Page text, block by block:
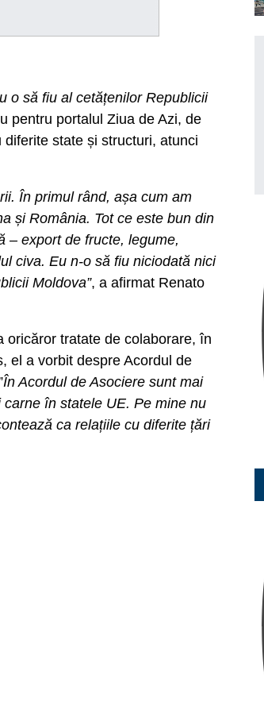
o să fiu al cetățenilor Republicii
pentru portalul Ziua de Azi, de
state și structuri, atunci
În primul rând, așa cum am
și România. Tot ce este bun din
– export de fructe, legume,
civa. Eu n-o să fiu niciodată nici
Moldova”, a afirmat Renato
oricăror tratate de colaborare, în
el a vorbit despre Acordul de
În Acordul de Asociere sunt mai
în statele UE. Pe mine nu
ca relațiile cu diferite țări